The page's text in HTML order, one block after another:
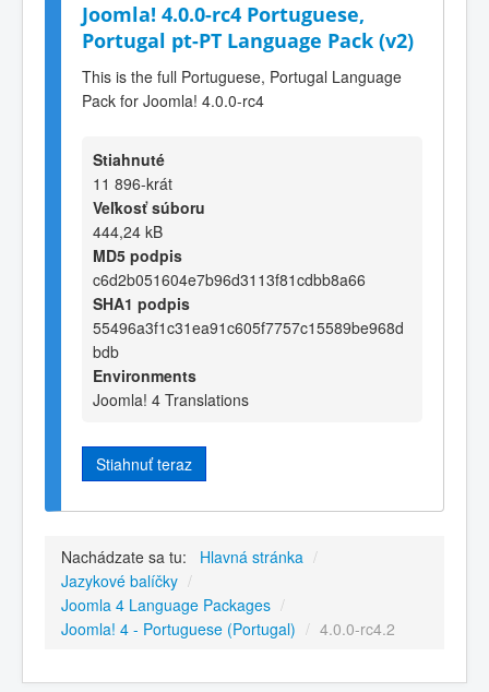
Joomla! 4.0.0-rc4 Portuguese,
Portugal pt-PT Language Pack (v2)
This is the full Portuguese, Portugal Language
Pack for Joomla! 4.0.0-rc4
Stiahnuté
11 896-krát
Veľkosť súboru
444,24 kB
MD5 podpis
c6d2b051604e7b96d3113f81cdbb8a66
SHA1 podpis
55496a3f1c31ea91c605f7757c15589be968d
bdb
Environments
Joomla! 4 Translations
Stiahnuť teraz
Nachádzate sa tu: Hlavná stránka /
Jazykové balíčky /
Joomla 4 Language Packages /
Joomla! 4 - Portuguese (Portugal) / 4.0.0-rc4.2